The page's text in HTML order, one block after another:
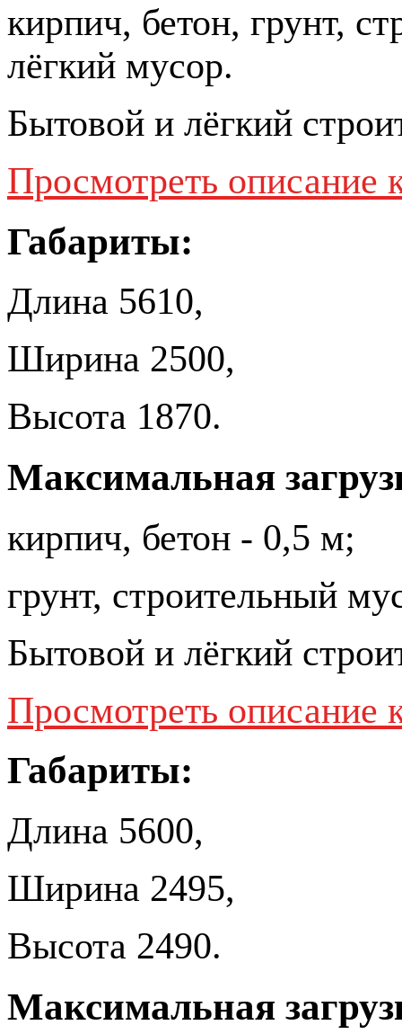
кирпич, бетон, грунт,
лёгкий мусор.
Бытовой и лёгкий
Просмотреть описание
Габариты:
Длина 5610,
Ширина 2500,
Высота 1870.
Максимальная
кирпич, бетон - 0,5 м;
грунт, строительный
Бытовой и лёгкий
Просмотреть описание
Габариты:
Длина 5600,
Ширина 2495,
Высота 2490.
Максимальная